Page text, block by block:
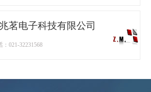
兆茗电子科技有限公司
：021-32231568